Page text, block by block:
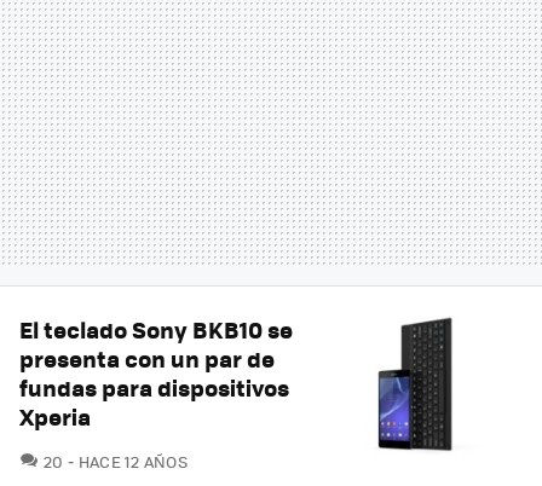
El teclado Sony BKB10 se
presenta con un par de
fundas para dispositivos
Xperia
20 COMENTARIOS
HACE 12 AÑOS